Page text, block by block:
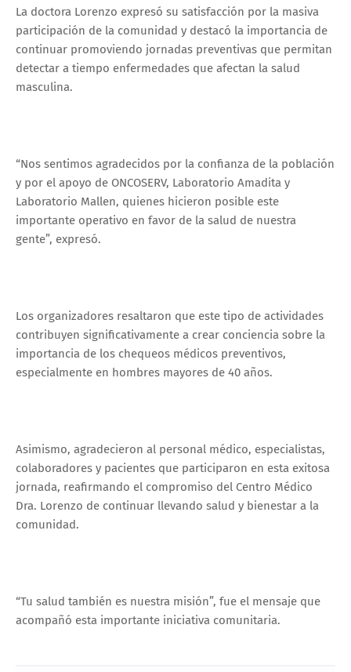
La doctora Lorenzo expresó su satisfacción por la masiva
participación de la comunidad y destacó la importancia de
continuar promoviendo jornadas preventivas que permitan
detectar a tiempo enfermedades que afectan la salud
masculina.
“Nos sentimos agradecidos por la confianza de la población
y por el apoyo de ONCOSERV, Laboratorio Amadita y
Laboratorio Mallen, quienes hicieron posible este
importante operativo en favor de la salud de nuestra
gente”, expresó.
Los organizadores resaltaron que este tipo de actividades
contribuyen significativamente a crear conciencia sobre la
importancia de los chequeos médicos preventivos,
especialmente en hombres mayores de 40 años.
Asimismo, agradecieron al personal médico, especialistas,
colaboradores y pacientes que participaron en esta exitosa
jornada, reafirmando el compromiso del Centro Médico
Dra. Lorenzo de continuar llevando salud y bienestar a la
comunidad.
“Tu salud también es nuestra misión”, fue el mensaje que
acompañó esta importante iniciativa comunitaria.